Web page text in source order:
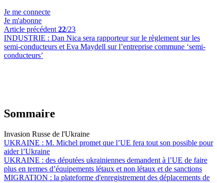
Je me connecte
Je m'abonne
Article précédent 22/23
INDUSTRIE : Dan Nica sera rapporteur sur le règlement sur les
semi-conducteurs et Eva Maydell sur l’entreprise commune ‘semi-
conducteurs’
Sommaire
Invasion Russe de l'Ukraine
UKRAINE : M. Michel promet que l’UE fera tout son possible pour
aider l’Ukraine
UKRAINE : des députées ukrainiennes demandent à l’UE de faire
plus en termes d’équipements létaux et non létaux et de sanctions
MIGRATION : la plateforme d'enregistrement des déplacements de